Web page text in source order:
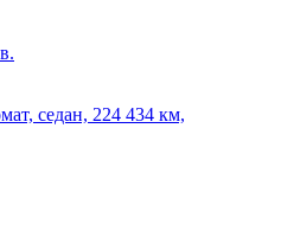
седан, 224 434 км,